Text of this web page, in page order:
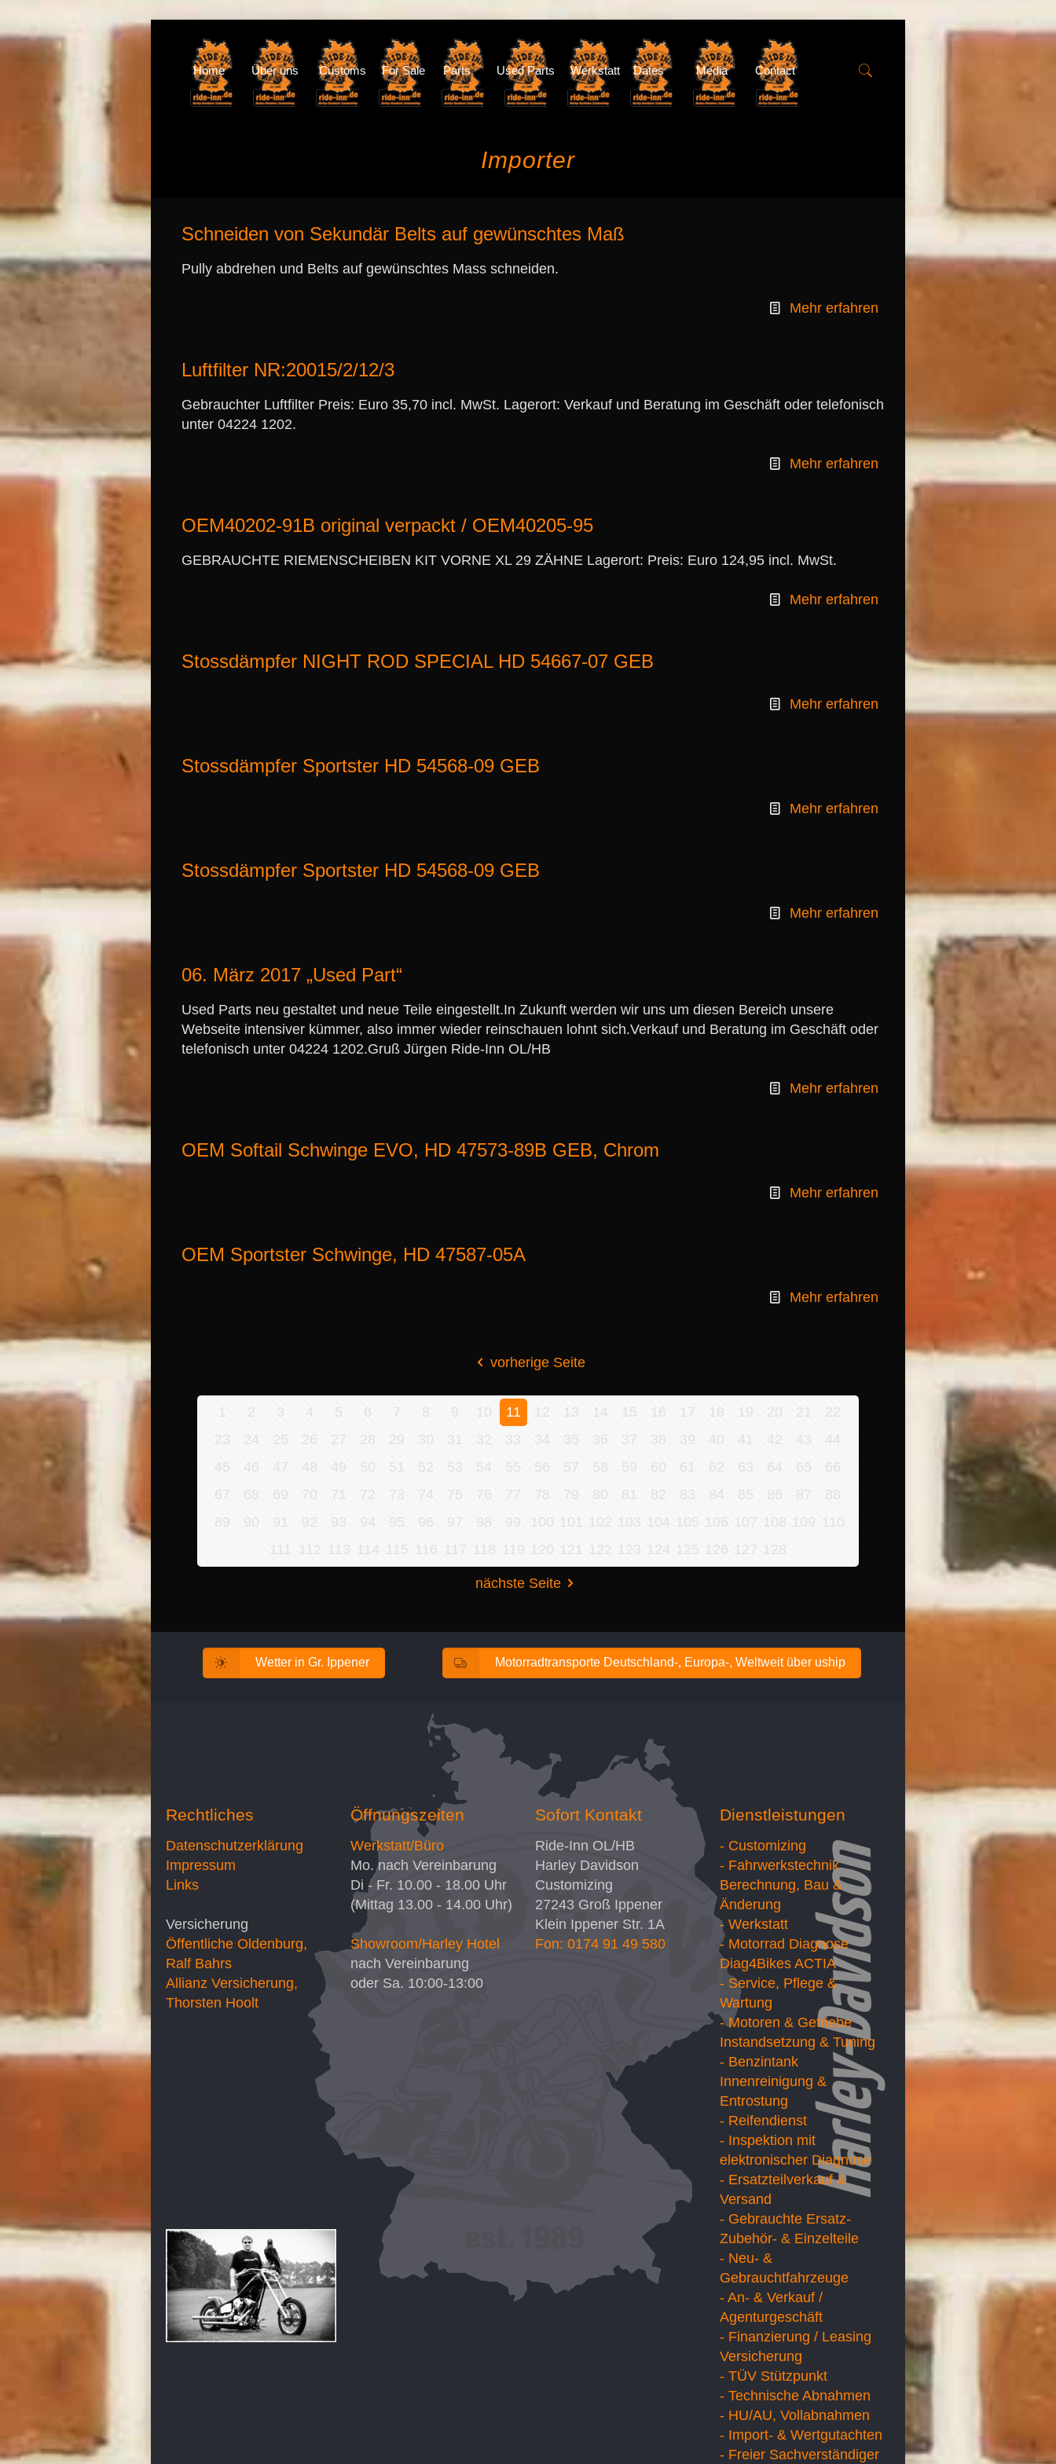
Home Über uns Customs For Sale Parts Used Parts Werkstatt Dates Media Contact
Importer
Schneiden von Sekundär Belts auf gewünschtes Maß
Pully abdrehen und Belts auf gewünschtes Mass schneiden.
Mehr erfahren
Luftfilter NR:20015/2/12/3
Gebrauchter Luftfilter Preis: Euro 35,70 incl. MwSt. Lagerort: Verkauf und Beratung im Geschäft oder telefonisch
unter 04224 1202.
Mehr erfahren
OEM40202-91B original verpackt / OEM40205-95
GEBRAUCHTE RIEMENSCHEIBEN KIT VORNE XL 29 ZÄHNE Lagerort: Preis: Euro 124,95 incl. MwSt.
Mehr erfahren
Stossdämpfer NIGHT ROD SPECIAL HD 54667-07 GEB
Mehr erfahren
Stossdämpfer Sportster HD 54568-09 GEB
Mehr erfahren
Stossdämpfer Sportster HD 54568-09 GEB
Mehr erfahren
06. März 2017 „Used Part“
Used Parts neu gestaltet und neue Teile eingestellt.In Zukunft werden wir uns um diesen Bereich unsere
Webseite intensiver kümmer, also immer wieder reinschauen lohnt sich.Verkauf und Beratung im Geschäft oder
telefonisch unter 04224 1202.Gruß Jürgen Ride-Inn OL/HB
Mehr erfahren
OEM Softail Schwinge EVO, HD 47573-89B GEB, Chrom
Mehr erfahren
OEM Sportster Schwinge, HD 47587-05A
Mehr erfahren
vorherige Seite
1 2 3 4 5 6 7 8 9 10 11 12 13 14 15 16 17 18 19 20 21
22
23
24 25 26 27 28 29 30 31 32 33 34 35 36 37 38 39 40 41 42 43
44
45
46 47 48 49 50 51 52 53 54 55 56 57 58 59 60 61 62 63 64 65
66
67
68 69 70 71 72 73 74 75 76 77 78 79 80 81 82 83 84 85 86 87
88
89
90 91 92 93 94 95 96 97 98 99 100 101 102 103 104 105 106 107 108 109 110
111 112 113 114 115 116 117 118 119 120 121 122 123 124 125 126 127 128
nächste Seite
Wetter in Gr. Ippener Motorradtransporte Deutschland-, Europa-, Weltweit über uship
Rechtliches
Datenschutzerklärung
Impressum
Links
Versicherung
Öffentliche Oldenburg,
Ralf Bahrs
Allianz Versicherung,
Thorsten Hoolt
Öffnungszeiten
Werkstatt/Büro
Mo. nach Vereinbarung
Di - Fr. 10.00 - 18.00 Uhr
(Mittag 13.00 - 14.00 Uhr)
Showroom/Harley Hotel
nach Vereinbarung
oder Sa. 10:00-13:00
Sofort Kontakt
Ride-Inn OL/HB
Harley Davidson
Customizing
27243 Groß Ippener
Klein Ippener Str. 1A
Fon: 0174 91 49 580
Dienstleistungen
- Customizing
- Fahrwerkstechnik
Berechnung, Bau &
Änderung
- Werkstatt
- Motorrad Diagnose
Diag4Bikes ACTIA
- Service, Pflege &
Wartung
- Motoren & Getriebe
Instandsetzung & Tuning
- Benzintank
Innenreinigung &
Entrostung
- Reifendienst
- Inspektion mit
elektronischer Diagnose
- Ersatzteilverkauf &
Versand
- Gebrauchte Ersatz-
Zubehör- & Einzelteile
- Neu- &
Gebrauchtfahrzeuge
- An- & Verkauf /
Agenturgeschäft
- Finanzierung / Leasing
Versicherung
- TÜV Stützpunkt
- Technische Abnahmen
- HU/AU, Vollabnahmen
- Import- & Wertgutachten
- Freier Sachverständiger